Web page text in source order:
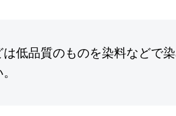
低品質のものを染料などで